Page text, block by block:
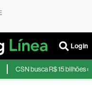
Login
busca R$ 15 bilhões com